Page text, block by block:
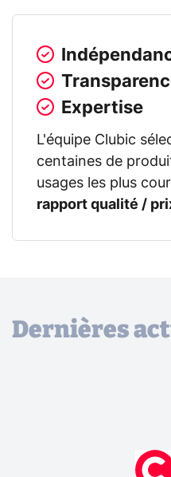
Expertise
L'équipe Clubic
centaines de
usages les plus
rapport qualité /
Dernières